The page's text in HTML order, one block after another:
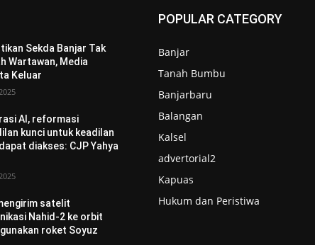
Sekda Banjar Tak
Wartawan, Media
Keluar
AI, reformasi
kunci untuk keadilan
diakses: CJP Yahya
satelit
Nahid-2 ke orbit
roket Soyuz
POPULAR CATEGORY
Banjar
Tanah Bumbu
Banjarbaru
Balangan
Kalsel
advertorial2
Kapuas
Hukum dan Peristiwa